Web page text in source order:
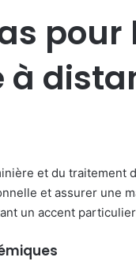
et du
et assurer une
un accent